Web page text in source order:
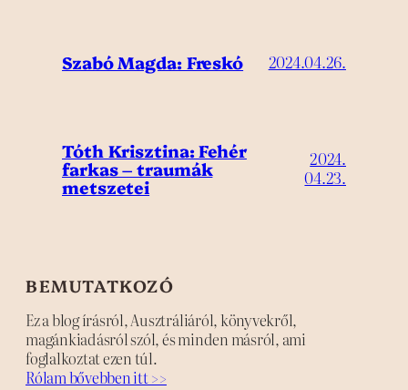
Szabó Magda: Freskó 2024.04.26.
Tóth Krisztina: Fehér
farkas – traumák
metszetei
2024.
04.23.
BEMUTATKOZÓ
Ez a blog írásról, Ausztráliáról, könyvekről,
magánkiadásról szól, és minden másról, ami
foglalkoztat ezen túl.
Rólam bővebben itt >>